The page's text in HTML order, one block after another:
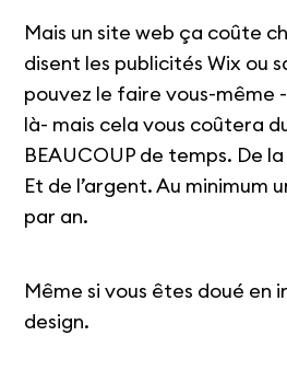
Mais un site web ça coûte
disent les publicités Wix ou
pouvez le faire vous-même -
là- mais cela vous coûtera
BEAUCOUP de temps. De
Et de l’argent. Au minimum
par an.
Même si vous êtes doué en
design.